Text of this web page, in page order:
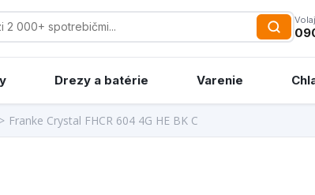
Drezy a batérie Varenie
> Franke Crystal FHCR 604 4G HE BK C